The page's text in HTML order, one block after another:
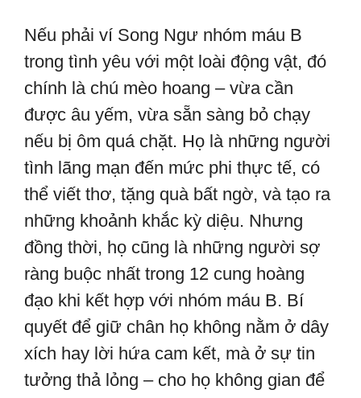
Nếu phải ví Song Ngư nhóm máu B
trong tình yêu với một loài động vật, đó
chính là chú mèo hoang – vừa cần
được âu yếm, vừa sẵn sàng bỏ chạy
nếu bị ôm quá chặt. Họ là những người
tình lãng mạn đến mức phi thực tế, có
thể viết thơ, tặng quà bất ngờ, và tạo ra
những khoảnh khắc kỳ diệu. Nhưng
đồng thời, họ cũng là những người sợ
ràng buộc nhất trong 12 cung hoàng
đạo khi kết hợp với nhóm máu B. Bí
quyết để giữ chân họ không nằm ở dây
xích hay lời hứa cam kết, mà ở sự tin
tưởng thả lỏng – cho họ không gian để